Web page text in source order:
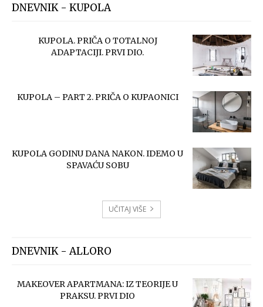
DNEVNIK - KUPOLA
KUPOLA. PRIČA O TOTALNOJ
ADAPTACIJI. PRVI DIO.
KUPOLA – PART 2. PRIČA O KUPAONICI
KUPOLA GODINU DANA NAKON. IDEMO U
SPAVAĆU SOBU
UČITAJ VIŠE
DNEVNIK - ALLORO
MAKEOVER APARTMANA: IZ TEORIJE U
PRAKSU. PRVI DIO